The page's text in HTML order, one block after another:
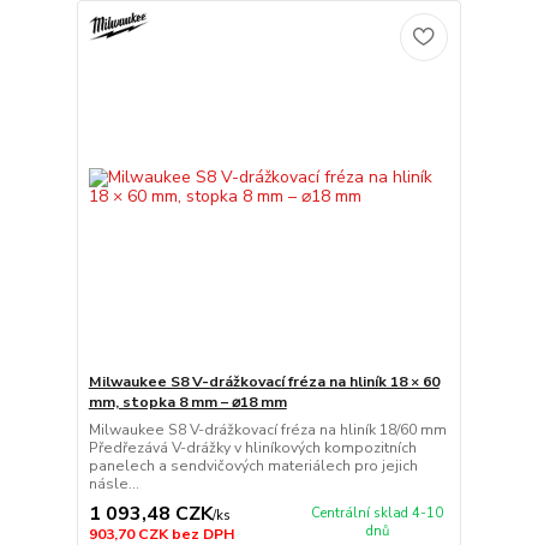
Milwaukee S8 V-drážkovací fréza na hliník 18 × 60
mm, stopka 8 mm – ⌀18 mm
Milwaukee S8 V-drážkovací fréza na hliník 18/60 mm
Předřezává V-drážky v hliníkových kompozitních
panelech a sendvičových materiálech pro jejich
násle...
1 093,48 CZK/ks
903,70 CZKbez DPH
Centrální sklad 4-10
dnů